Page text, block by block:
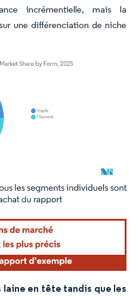
incrémentielle, mais la
une différenciation de niche
nécessite une attribution sous CC BY
laine en tête tandis que les